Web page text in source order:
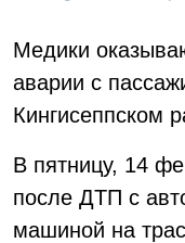
Медики
аварии с
Кингисеппском
В пятницу, 14
после ДТП с
машиной на